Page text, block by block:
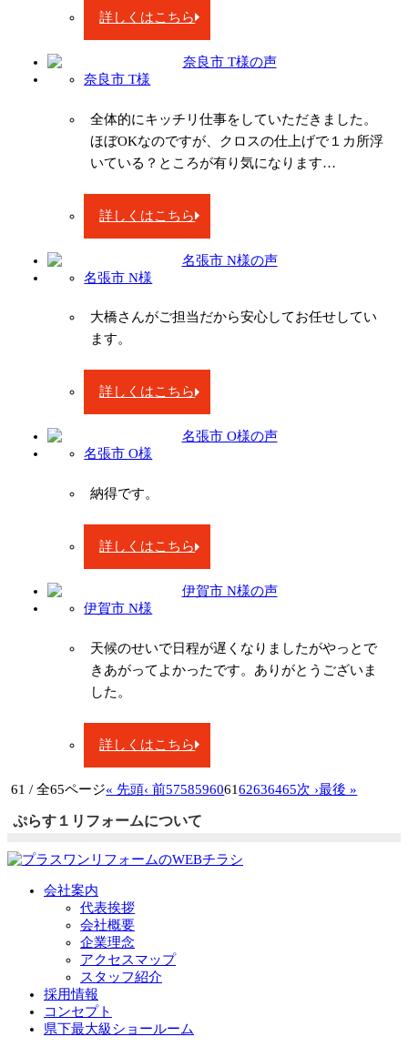
詳しくはこちら
奈良市 T様
全体的にキッチリ仕事をしていただきました。
ほぼOKなのですが、クロスの仕上げで１カ所浮
いている？ところが有り気になります…
詳しくはこちら
名張市 N様
大橋さんがご担当だから安心してお任せしてい
ます。
詳しくはこちら
名張市 O様
納得です。
詳しくはこちら
伊賀市 N様
天候のせいで日程が遅くなりましたがやっとで
きあがってよかったです。ありがとうございま
した。
詳しくはこちら
61 / 全65ページ« 先頭‹ 前575859606162636465次 ›最後 »
ぷらす１リフォームについて
会社案内
代表挨拶
会社概要
企業理念
アクセスマップ
スタッフ紹介
採用情報
コンセプト
県下最大級ショールーム